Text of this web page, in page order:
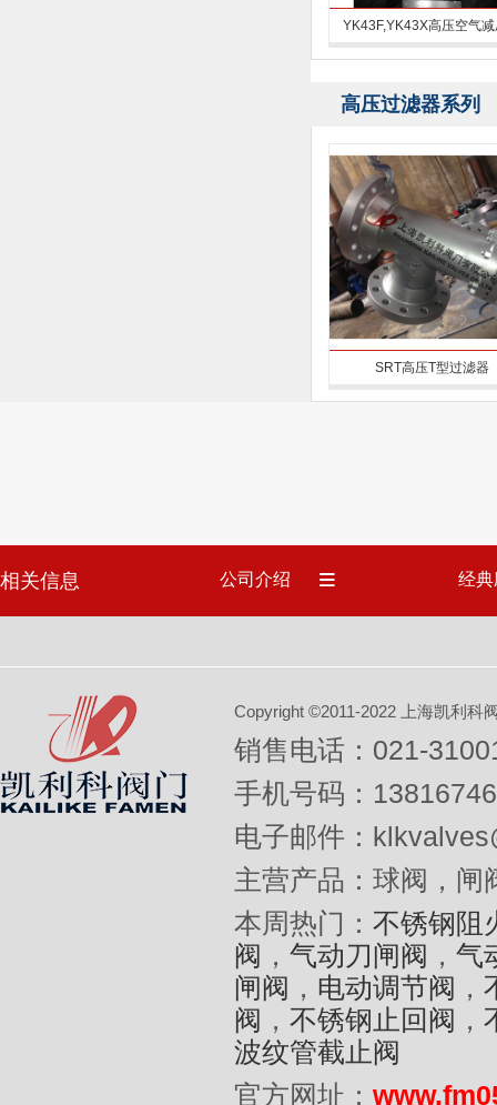
YK43F,YK43X高压空气
高压过滤器系列
SRT高压T型过滤器
相关信息 公司介绍 经
Copyright ©2011-2022 上海凯利科
销售电话：021-
手机号码：
电子邮件：
主营产品：球阀，闸
本周热门： 不锈钢阻
阀 ， 气动刀闸阀 ， 气
闸阀 ， 电动调节阀 ，
阀 ， 不锈钢止回阀 ，
波纹管截止阀
官方网址：